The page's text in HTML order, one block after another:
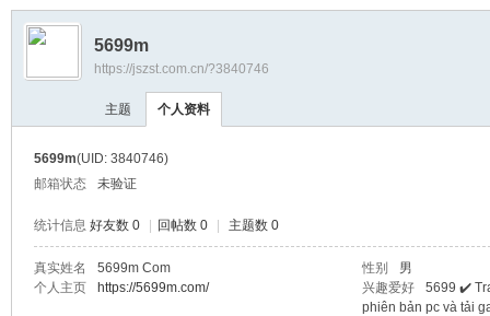
›
5699m
https://jszst.com.cn/?3840746
主题 个人资料
5699m(UID: 3840746)
邮箱状态
未验证
统计信息 好友数 0 回帖数 0 主题数 0
真实姓名 5699m Com 性别
男
个人主页
https://5699m.com/ 兴趣爱好
5699 ✔️
phiên bản pc và tải